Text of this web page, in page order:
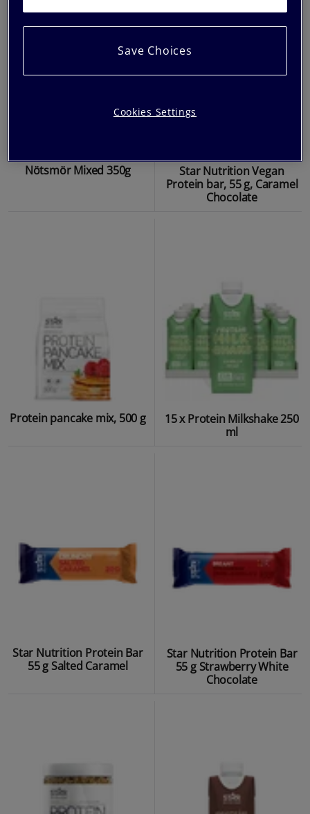
Nötsmör Mixed 350g
Star Nutrition Vegan
Protein bar, 55 g, Caramel
Chocolate
Protein pancake mix, 500 g
15 x Protein Milkshake 250
ml
Star Nutrition Protein Bar
55 g Salted Caramel
Star Nutrition Protein Bar
55 g Strawberry White
Chocolate
Save Choices
Cookies Settings